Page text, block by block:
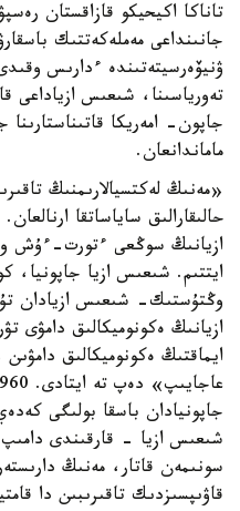
تاناكا اكيحيكو قازاقستان
جانىنداعى مەملەكەتتىك
ۋنيۆەرسيتەتىندە ءدارىس
تەورياسىنا، شىعىس ازياداعى
جاپون- امەريكا
ماماندانعان.
«مەنىڭ لەكتسيالارىمنىڭ
حالىقارالىق ساياساتقا
ازيانىڭ سوڭعى ءتورت-ءۇش
ايتتىم. شىعىس ازيا جاپونيا،
وڭتۇستىك- شىعىس ازيادان
ازيانىڭ ەكونوميكالىق دامۋى
ايماقتىڭ ەكونوميكالىق
جاپونيادان باسقا بولىگى
شىعىس ازيا - قارقىندى دامىپ
سونىمەن قاتار، مەنىڭ
قاۋىپسىزدىك تاقىرىبىن دا